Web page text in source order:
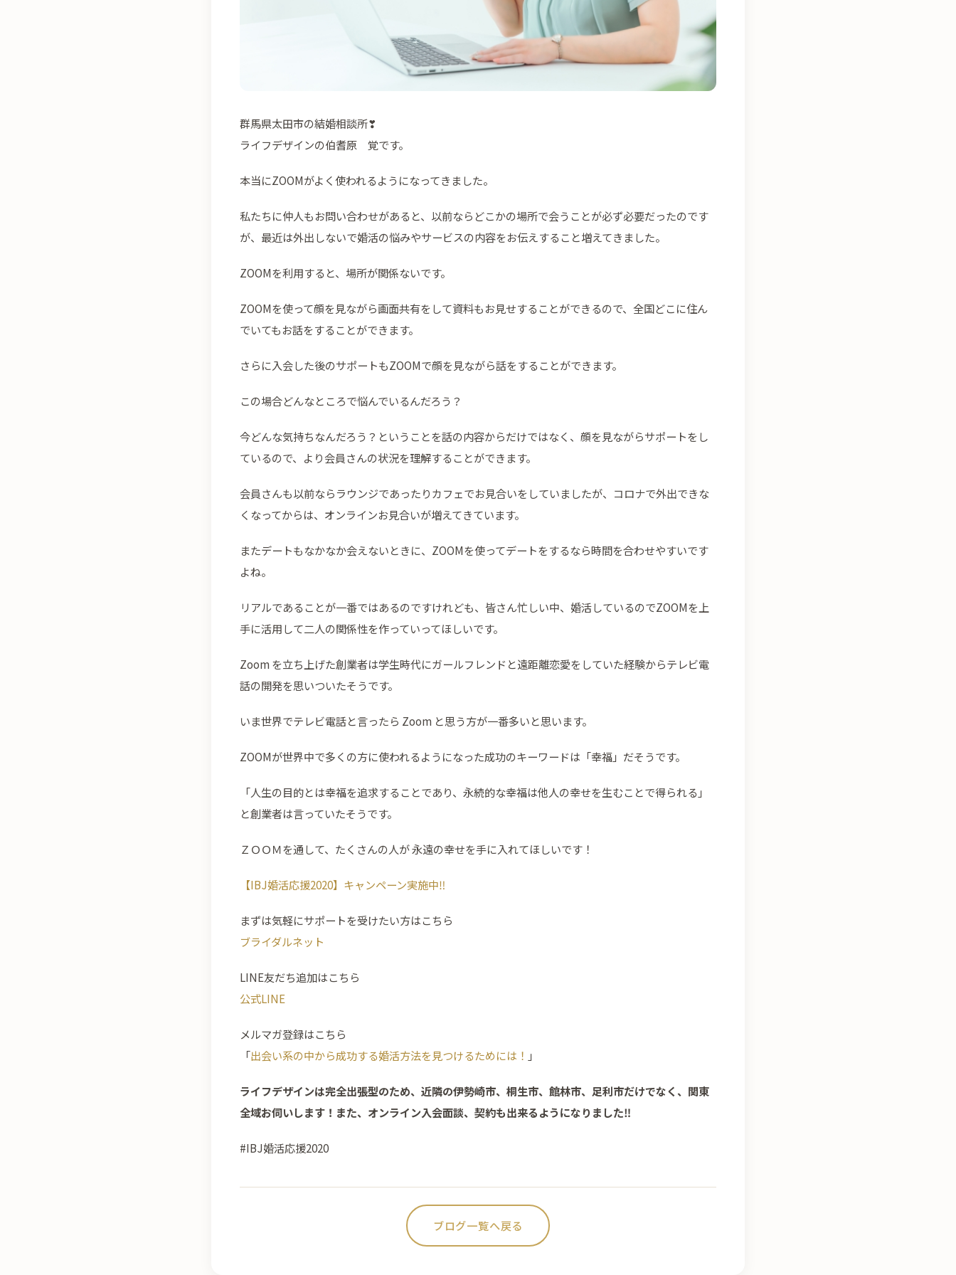
群馬県太田市の結婚相談所❣
ライフデザインの伯耆原 覚です。
本当にZOOMがよく使われるようになってきました。
私たちに仲人もお問い合わせがあると、以前ならどこかの場所で会うことが必ず必要だったのです
が、最近は外出しないで婚活の悩みやサービスの内容をお伝えすること増えてきました。
ZOOMを利用すると、場所が関係ないです。
ZOOMを使って顔を見ながら画面共有をして資料もお見せすることができるので、全国どこに住ん
でいてもお話をすることができます。
さらに入会した後のサポートもZOOMで顔を見ながら話をすることができます。
この場合どんなところで悩んでいるんだろう？
今どんな気持ちなんだろう？ということを話の内容からだけではなく、顔を見ながらサポートをし
ているので、より会員さんの状況を理解することができます。
会員さんも以前ならラウンジであったりカフェでお見合いをしていましたが、コロナで外出できな
くなってからは、オンラインお見合いが増えてきています。
またデートもなかなか会えないときに、ZOOMを使ってデートをするなら時間を合わせやすいです
よね。
リアルであることが一番ではあるのですけれども、皆さん忙しい中、婚活しているのでZOOMを上
手に活用して二人の関係性を作っていってほしいです。
Zoom を立ち上げた創業者は学生時代にガールフレンドと遠距離恋愛をしていた経験からテレビ電
話の開発を思いついたそうです。
いま世界でテレビ電話と言ったら Zoom と思う方が一番多いと思います。
ZOOMが世界中で多くの方に使われるようになった成功のキーワードは「幸福」だそうです。
「人生の目的とは幸福を追求することであり、永続的な幸福は他人の幸せを生むことで得られる」
と創業者は言っていたそうです。
ＺＯＯＭを通して、たくさんの人が 永遠の幸せを手に入れてほしいです！
【IBJ婚活応援2020】キャンペーン実施中‼
まずは気軽にサポートを受けたい方はこちら
ブライダルネット
LINE友だち追加はこちら
公式LINE
メルマガ登録はこちら
「出会い系の中から成功する婚活方法を見つけるためには！ 」
ライフデザインは完全出張型のため、近隣の伊勢崎市、桐生市、館林市、足利市だけでなく、関東
全域お伺いします！また、オンライン入会面談、契約も出来るようになりました‼
#IBJ婚活応援2020
ブログ一覧へ戻る